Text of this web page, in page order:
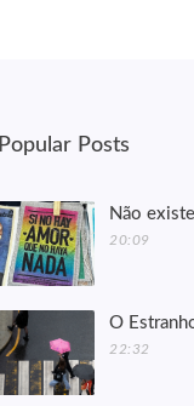
Popular Posts
Não
20:09
O
22:32